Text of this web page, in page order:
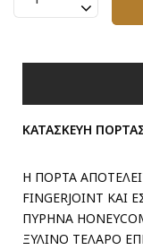
Καπλαμά
ΚΑΤΑΣΚΕΥΗ
Η ΠΟΡΤΑ
FINGERJOINT
ΠΥΡΗΝΑ
ΞΥΛΙΝΟ ΤΕΛΑΡΟ